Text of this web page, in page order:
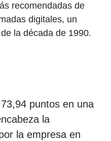
recomendadas de
digitales, un
la década de 1990.
puntos en una
la
la empresa en